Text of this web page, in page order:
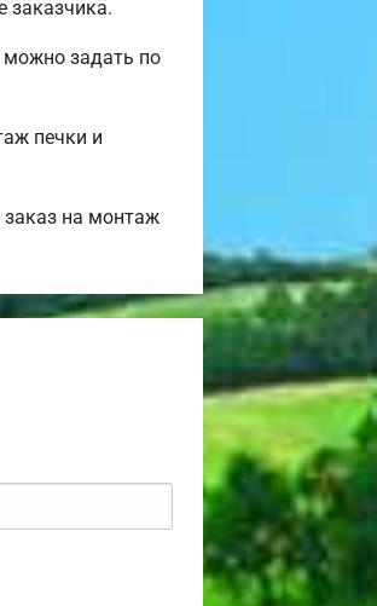
заказчика.
можно задать по
печки и
на монтаж